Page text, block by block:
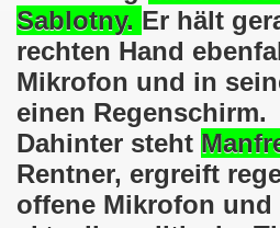
Sablotny. Er hält
rechten Hand
Mikrofon und in
einen Regenschirm.
Dahinter steht
Rentner, ergreift
offene Mikrofon
Bewegung am
Kathi“ am 11.05.2026
am 09.03.2026
im neuen Jahr 2026
am 10.11.2025 auf